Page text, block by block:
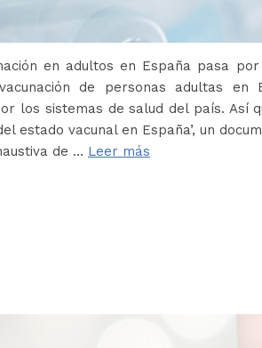
en adultos en España pasa
de personas adultas en
los sistemas de salud del país. Así
estado vacunal en España’, un
de … Leer más